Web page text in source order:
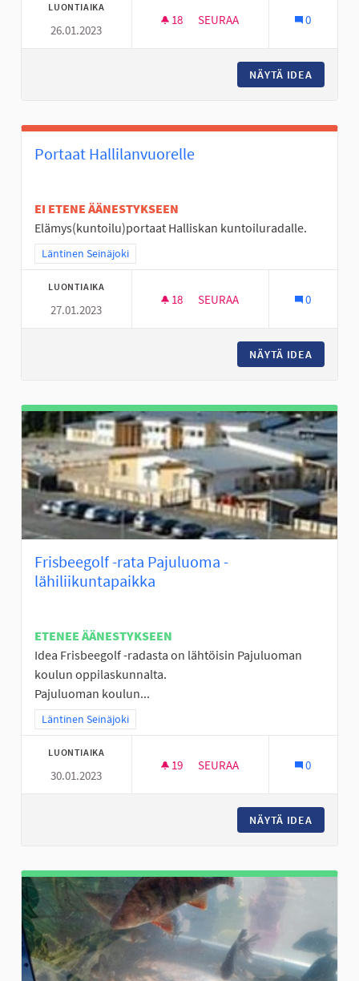
LUONTIAIKA
26.01.2023
18 18 SEURAAJAA
SEURAA 0
NÄYTÄ IDEA
Portaat Hallilanvuorelle
EI ETENE ÄÄNESTYKSEEN
Elämys(kuntoilu)portaat Halliskan kuntoiluradalle.
Rajaa tulokset teeman mukaan: Läntinen Seinäjoki
Läntinen Seinäjoki
LUONTIAIKA
27.01.2023
18 18 SEURAAJAA
SEURAA 0
NÄYTÄ IDEA
Frisbeegolf -rata Pajuluoma -
lähiliikuntapaikka
ETENEE ÄÄNESTYKSEEN
Idea Frisbeegolf -radasta on lähtöisin Pajuluoman
koulun oppilaskunnalta.
Pajuluoman koulun...
Rajaa tulokset teeman mukaan: Läntinen Seinäjoki
Läntinen Seinäjoki
LUONTIAIKA
30.01.2023
19 19 SEURAAJAA
SEURAA 0
NÄYTÄ IDEA